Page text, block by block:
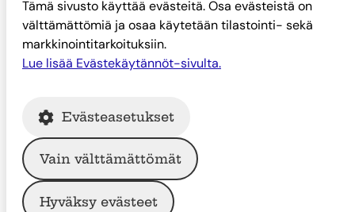
Talous
Yhteystiedot
Tietoa Suonenjoesta
Tietoa Suonenjoesta
© Suonenjoen kaupunki
Intranet
Tietosuoja
Tämä sivusto käyttää evästeitä. Osa evästeistä on
välttämättömiä ja osaa käytetään tilastointi- sekä
markkinointitarkoituksiin.
Lue lisää Evästekäytännöt-sivulta.
Evästeasetukset
Vain välttämättömät
Hyväksy evästeet